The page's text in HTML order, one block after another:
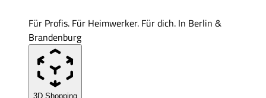
Für Profis. Für Heimwerker. Für dich. In Berlin &
Brandenburg
3D Shopping